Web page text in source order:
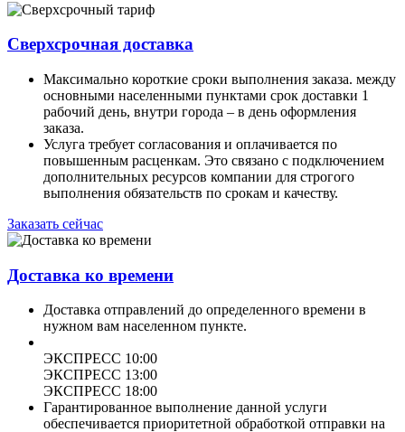
Сверхсрочная доставка
Максимально короткие сроки выполнения заказа. между
основными населенными пунктами срок доставки 1
рабочий день, внутри города – в день оформления
заказа.
Услуга требует согласования и оплачивается по
повышенным расценкам. Это связано с подключением
дополнительных ресурсов компании для строгого
выполнения обязательств по срокам и качеству.
Заказать сейчас
Доставка ко времени
Доставка отправлений до определенного времени в
нужном вам населенном пункте.
ЭКСПРЕСС 10:00
ЭКСПРЕСС 13:00
ЭКСПРЕСС 18:00
Гарантированное выполнение данной услуги
обеспечивается приоритетной обработкой отправки на